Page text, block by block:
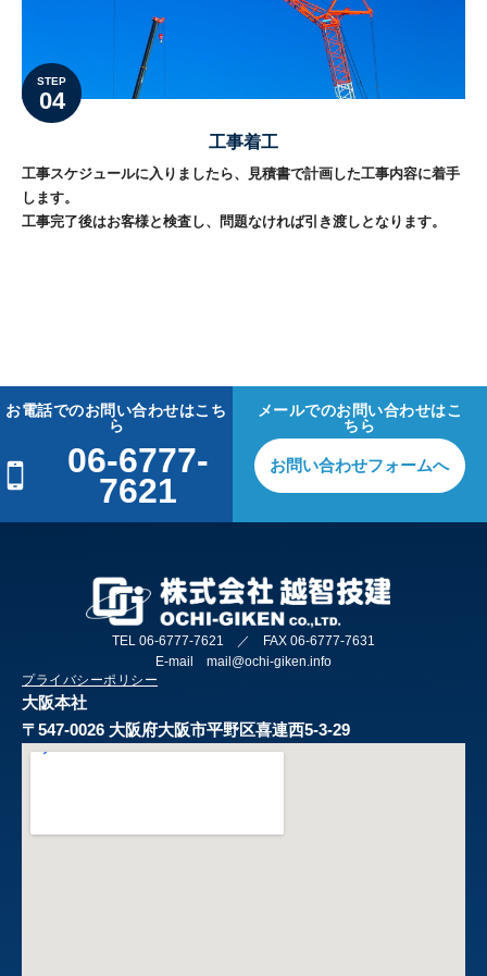
STEP
04
工事着工
工事スケジュールに入りましたら、見積書で計画した工事内容に着手
します。
工事完了後はお客様と検査し、問題なければ引き渡しとなります。
お電話でのお問い合わせはこち
ら
06-6777-
7621
メールでのお問い合わせはこ
ちら
お問い合わせフォームへ
TEL 06-6777-7621 ／ FAX 06-6777-7631
E-mail mail@ochi-giken.info
プライバシーポリシー
大阪本社
〒547-0026 大阪府大阪市平野区喜連西5-3-29